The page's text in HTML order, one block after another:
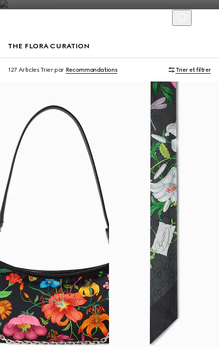
THE FLORA CURATION
127 Articles Trier par Recommandations Trier et filtrer